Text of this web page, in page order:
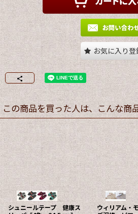
お気に入り登
この商品を買った人は、こんな商
ウィリアムモリス いちご
【防災スリッ